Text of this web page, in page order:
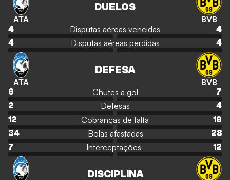
ATA
DUELOS
BVB
4 Disputas aéreas vencidas
4
4
Disputas aéreas perdidas 4
ATA
DEFESA
BVB
6 Chutes a gol
7
2
Defesas
4
12
Cobranças de falta
19
34
Bolas afastadas
28
7
Interceptações 12
DISCIPLINA